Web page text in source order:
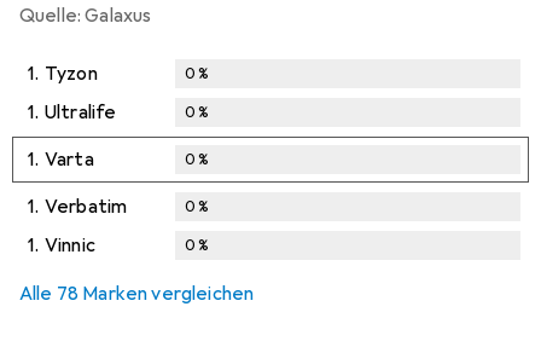
Quelle: Galaxus
1. Tyzon 0%
1. Ultralife 0%
1. Varta 0%
1. Verbatim 0%
1. Vinnic 0%
Alle 78 Marken vergleichen